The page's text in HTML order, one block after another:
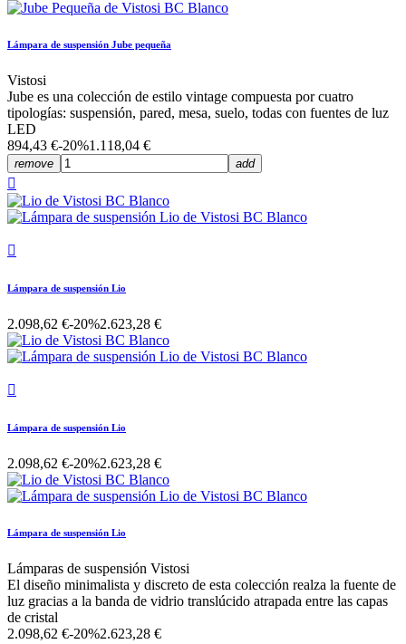
Lámpara de suspensión Jube pequeña
Vistosi
Jube es una colección de estilo vintage compuesta por cuatro
tipologías: suspensión, pared, mesa, suelo, todas con fuentes de luz
LED
894,43 €-20%1.118,04 €
remove add


Lámpara de suspensión Lio
2.098,62 €-20%2.623,28 €

Lámpara de suspensión Lio
2.098,62 €-20%2.623,28 €
Lámpara de suspensión Lio
Lámparas de suspensión Vistosi
El diseño minimalista y discreto de esta colección realza la fuente de
luz gracias a la banda de vidrio translúcido atrapada entre las capas
de cristal
2.098,62 €-20%2.623,28 €